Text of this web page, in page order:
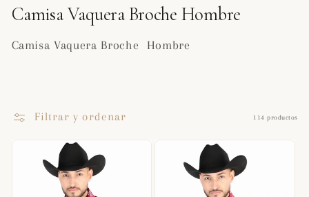
C
l
c
Camisa Vaquera Broche Hombre
Camisa Vaquera Broche Hombre
Filtrar y ordenar 114 productos